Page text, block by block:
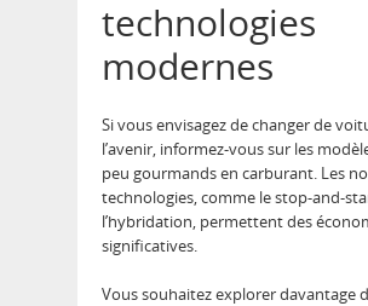
technologies
modernes
Si vous envisagez de changer de
l’avenir, informez-vous sur les
peu gourmands en carburant. Les
technologies, comme le stop-and-
l’hybridation, permettent des
significatives.
Vous souhaitez explorer davantage